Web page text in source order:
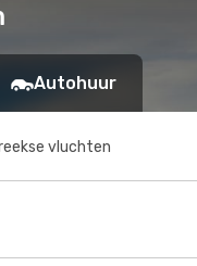
Autohuur
vluchten